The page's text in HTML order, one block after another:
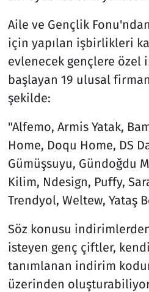
Aile ve Gençlik
için yapılan işbirlikleri
evlenecek gençlere özel
başlayan 19 ulusal
şekilde:
"Alfemo, Armis Yatak,
Home, Doqu Home, DS
Gümüşsuyu, Gündoğdu
Kilim, Ndesign, Puffy,
Trendyol, Weltew, Yataş
Söz konusu
isteyen genç çiftler,
tanımlanan indirim
üzerinden